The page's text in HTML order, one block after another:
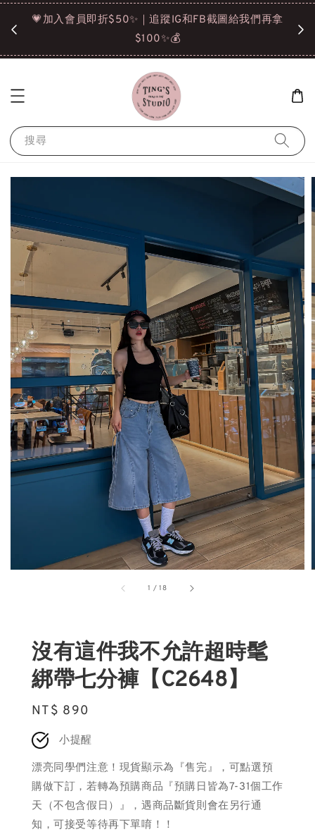
選
💗加入會員即折$50✨｜追蹤IG和FB截圖給我們再拿
$100✨💰
搜尋
1 /18
沒有這件我不允許超時髦
綁帶七分褲【C2648】
Regular
price
NT$ 890
小提醒
漂亮同學們注意！現貨顯示為『售完』，可點選預
購做下訂，若轉為預購商品『預購日皆為7-31個工作
天（不包含假日）』，遇商品斷貨則會在另行通
知，可接受等待再下單唷！！